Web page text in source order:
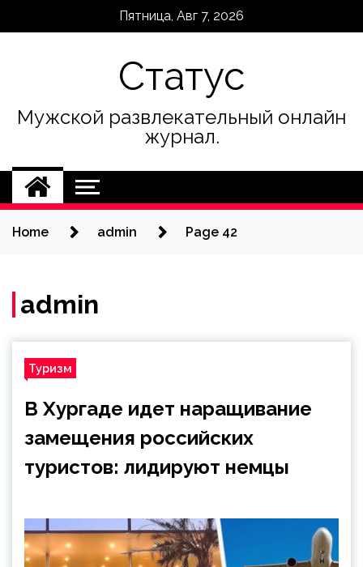
Пятница, Авг 7, 2026
Статус
Мужской развлекательный онлайн
журнал.
Home admin Page 42
admin
Туризм
В Хургаде идет наращивание
замещения российских
туристов: лидируют немцы